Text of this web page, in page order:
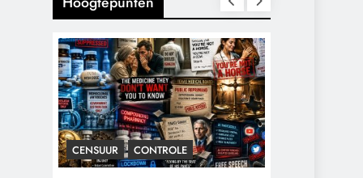
CENSUUR CONTROLE